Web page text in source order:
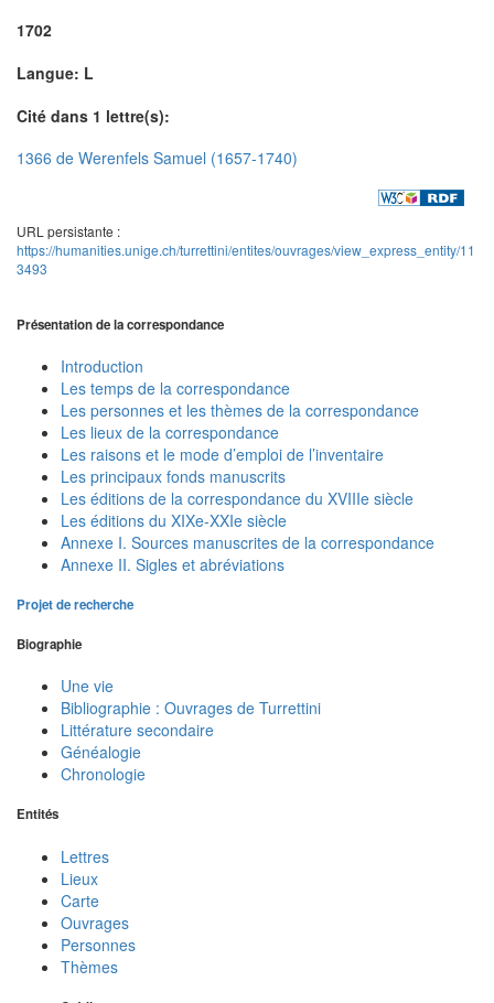
1702
Langue: L
Cité dans 1 lettre(s):
1366 de Werenfels Samuel (1657-1740)
URL persistante :
https://humanities.unige.ch/turrettini/entites/ouvrages/view_express_entity/11
3493
Présentation de la correspondance
Introduction
Les temps de la correspondance
Les personnes et les thèmes de la correspondance
Les lieux de la correspondance
Les raisons et le mode d’emploi de l’inventaire
Les principaux fonds manuscrits
Les éditions de la correspondance du XVIIIe siècle
Les éditions du XIXe-XXIe siècle
Annexe I. Sources manuscrites de la correspondance
Annexe II. Sigles et abréviations
Projet de recherche
Biographie
Une vie
Bibliographie : Ouvrages de Turrettini
Littérature secondaire
Généalogie
Chronologie
Entités
Lettres
Lieux
Carte
Ouvrages
Personnes
Thèmes